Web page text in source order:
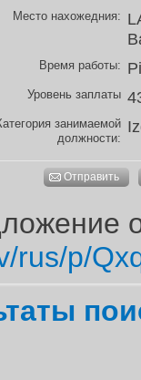
Место нахожедния:
Время работы:
Уровень заплаты
занимаемой
должности:
Отправить
rus/p/